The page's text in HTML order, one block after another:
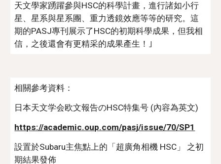
天文學家踴躍參與HSC的科學計畫，進行諸如小行
星、星系與星系團、重力透鏡效應等等的研究。這
期的PASJ專刊展示了HSC的初期科學成果，但我相
信，之後還會有更精采的成果產生！｣
相關參考資料：
日本天文学会欧文報告のHSC特集号 (內容為英文)
https://academic.oup.com/pasj/issue/70/SP1
設置於Subaru主焦點上的「超廣角相機 HSC」 之初
期結果發佈